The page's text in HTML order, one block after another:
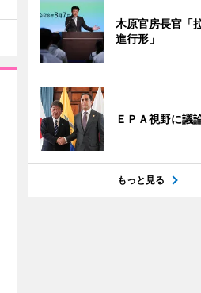
木原官房長官「
進行形」
ＥＰＡ視野に議
もっと見る